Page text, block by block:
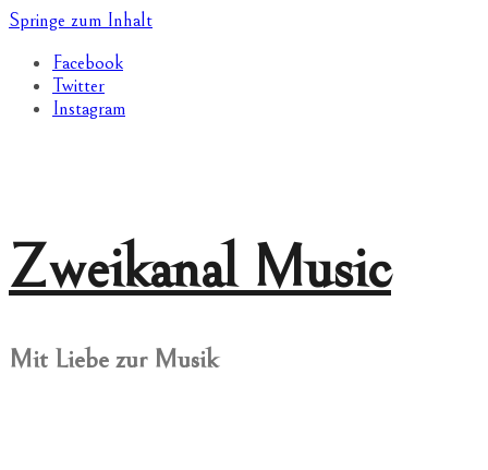
Springe zum Inhalt
Facebook
Twitter
Instagram
Zweikanal Music
Mit Liebe zur Musik